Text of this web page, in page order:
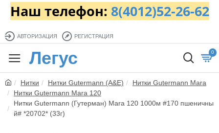
Наш телефон: 8(4012)52-26-62
АВТОРИЗАЦИЯ РЕГИСТРАЦИЯ
Легус 0
Нитки Нитки Gutermann (A&E)
Нитки Gutermann Mara
Нитки Gutermann Mara 120
Нитки Gutermann (Гутерман) Mara 120 1000м #170 пшеничны
й# *20702* (33г)